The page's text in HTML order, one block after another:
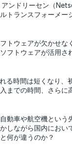
アンドリーセン（
トランスフォーメ
トウェアが欠かせ
フトウェアが活用
時間は短くなり
までの時間、さら
動車や航空機とい
しながら国内にお
何が違うのか？